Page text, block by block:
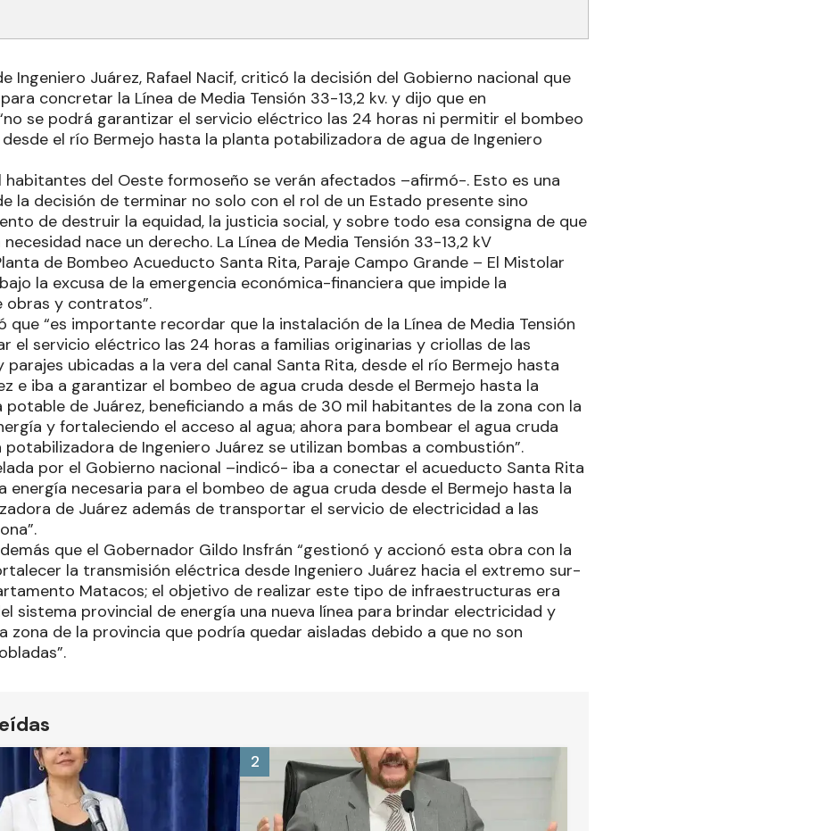
Ingeniero Juárez, Rafael Nacif, criticó la decisión del Gobierno nacional que
concretar la Línea de Media Tensión 33-13,2 kv. y dijo que en
se podrá garantizar el servicio eléctrico las 24 horas ni permitir el bombeo
el río Bermejo hasta la planta potabilizadora de agua de Ingeniero
habitantes del Oeste formoseño se verán afectados –afirmó-. Esto es una
la decisión de terminar no solo con el rol de un Estado presente sino
de destruir la equidad, la justicia social, y sobre todo esa consigna de que
nace un derecho. La Línea de Media Tensión 33-13,2 kV
de Bombeo Acueducto Santa Rita, Paraje Campo Grande – El Mistolar
la excusa de la emergencia económica-financiera que impide la
obras y contratos”.
que “es importante recordar que la instalación de la Línea de Media Tensión
el servicio eléctrico las 24 horas a familias originarias y criollas de las
parajes ubicadas a la vera del canal Santa Rita, desde el río Bermejo hasta
e iba a garantizar el bombeo de agua cruda desde el Bermejo hasta la
potable de Juárez, beneficiando a más de 30 mil habitantes de la zona con la
y fortaleciendo el acceso al agua; ahora para bombear el agua cruda
de Ingeniero Juárez se utilizan bombas a combustión”.
por el Gobierno nacional –indicó- iba a conectar el acueducto Santa Rita
energía necesaria para el bombeo de agua cruda desde el Bermejo hasta la
de Juárez además de transportar el servicio de electricidad a las
que el Gobernador Gildo Insfrán “gestionó y accionó esta obra con la
la transmisión eléctrica desde Ingeniero Juárez hacia el extremo sur-
Matacos; el objetivo de realizar este tipo de infraestructuras era
sistema provincial de energía una nueva línea para brindar electricidad y
zona de la provincia que podría quedar aisladas debido a que no son
2